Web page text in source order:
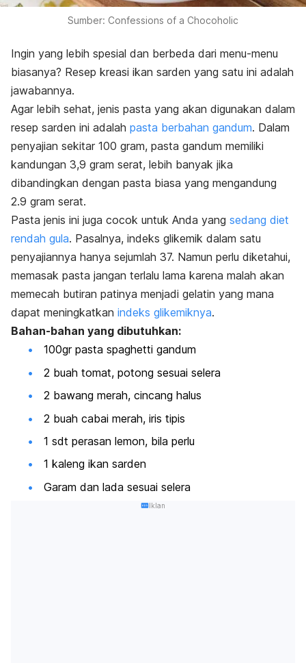
Sumber: Confessions of a Chocoholic
Ingin yang lebih spesial dan berbeda dari menu-menu
biasanya? Resep kreasi ikan sarden yang satu ini adalah
jawabannya.
Agar lebih sehat, jenis pasta yang akan digunakan dalam
resep sarden ini adalah pasta berbahan gandum. Dalam
penyajian sekitar 100 gram, pasta gandum memiliki
kandungan 3,9 gram serat, lebih banyak jika
dibandingkan dengan pasta biasa yang mengandung
2.9 gram serat.
Pasta jenis ini juga cocok untuk Anda yang sedang diet
rendah gula. Pasalnya, indeks glikemik dalam satu
penyajiannya hanya sejumlah 37. Namun perlu diketahui,
memasak pasta jangan terlalu lama karena malah akan
memecah butiran patinya menjadi gelatin yang mana
dapat meningkatkan indeks glikemiknya.
Bahan-bahan yang dibutuhkan:
100gr pasta spaghetti gandum
2 buah tomat, potong sesuai selera
2 bawang merah, cincang halus
2 buah cabai merah, iris tipis
1 sdt perasan lemon, bila perlu
1 kaleng ikan sarden
Garam dan lada sesuai selera
Iklan